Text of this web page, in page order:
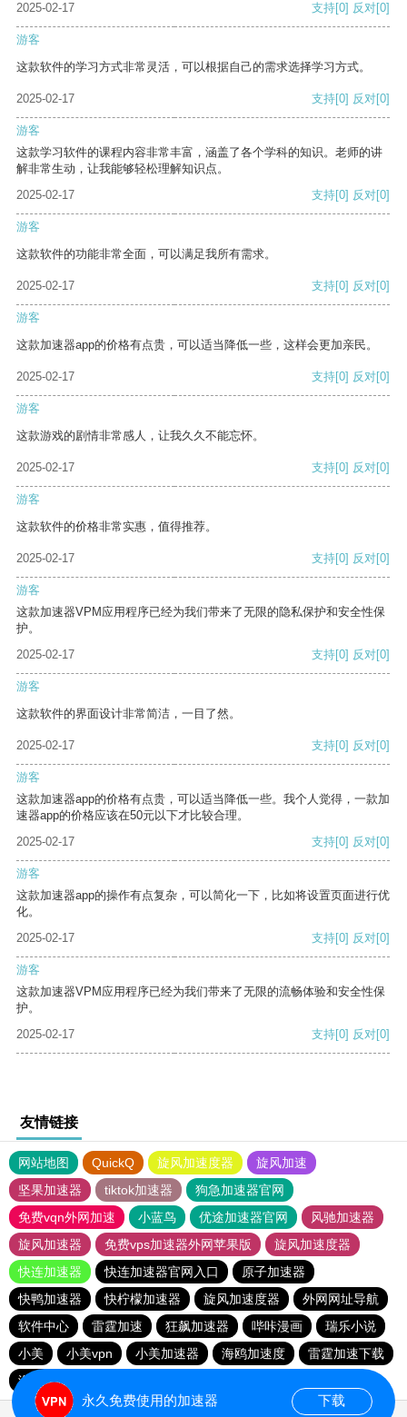
2025-02-17
支持[0] 反对[0]
游客
这款软件的学习方式非常灵活，可以根据自己的需求选择学习方式。
2025-02-17 支持[0] 反对[0]
游客
这款学习软件的课程内容非常丰富，涵盖了各个学科的知识。老师的讲
解非常生动，让我能够轻松理解知识点。
2025-02-17
支持[0] 反对[0]
游客
这款软件的功能非常全面，可以满足我所有需求。
2025-02-17 支持[0] 反对[0]
游客
这款加速器app的价格有点贵，可以适当降低一些，这样会更加亲民。
2025-02-17 支持[0] 反对[0]
游客
这款游戏的剧情非常感人，让我久久不能忘怀。
2025-02-17 支持[0] 反对[0]
游客
这款软件的价格非常实惠，值得推荐。
2025-02-17 支持[0] 反对[0]
游客
这款加速器VPM应用程序已经为我们带来了无限的隐私保护和安全性保
护。
2025-02-17
支持[0] 反对[0]
游客
这款软件的界面设计非常简洁，一目了然。
2025-02-17 支持[0] 反对[0]
游客
这款加速器app的价格有点贵，可以适当降低一些。我个人觉得，一款加
速器app的价格应该在50元以下才比较合理。
2025-02-17
支持[0] 反对[0]
游客
这款加速器app的操作有点复杂，可以简化一下，比如将设置页面进行优
化。
2025-02-17
支持[0] 反对[0]
游客
这款加速器VPM应用程序已经为我们带来了无限的流畅体验和安全性保
护。
2025-02-17
支持[0] 反对[0]
友情链接
网站地图 QuickQ 旋风加速度器
旋风加速
坚果加速器
tiktok加速器
狗急加速器官网
免费vqn外网加速
小蓝鸟 优途加速器官网
风驰加速器
旋风加速器
免费vps加速器外网苹果版
旋风加速度器
快连加速器
快连加速器官网入口
原子加速器
快鸭加速器
快柠檬加速器 旋风加速度器
外网网址导航
软件中心
雷霆加速 狂飙加速器 哔咔漫画
瑞乐小说
小美
小美vpn 小美加速器 海鸥加速度
雷霆加速下载
海鸥加速器下载
永久免费使用的加速器 下载